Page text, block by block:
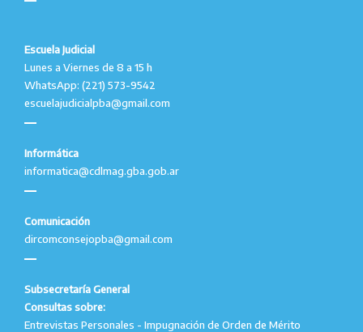
Escuela Judicial
Lunes a Viernes de 8 a 15 h
WhatsApp: (221) 573-9542
escuelajudicialpba@gmail.com
Informática
informatica@cdlmag.gba.gob.ar
Comunicación
dircomconsejopba@gmail.com
Subsecretaría General
Consultas sobre:
Entrevistas Personales - Impugnación de Orden de Mérito